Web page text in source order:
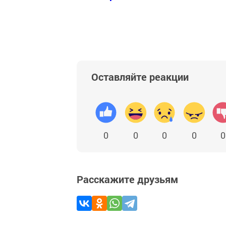
Оставляйте реакции
0 0 0 0 0
Расскажите друзьям